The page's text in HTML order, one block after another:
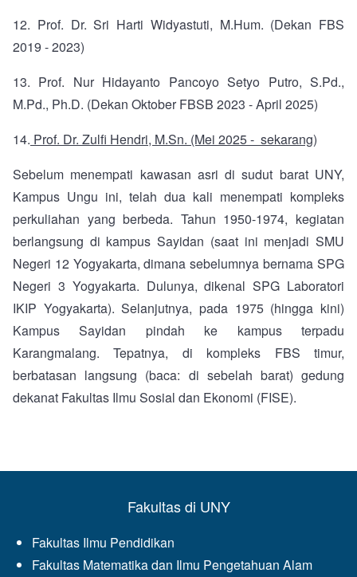
12. Prof. Dr. Sri Harti Widyastuti, M.Hum. (Dekan FBS
2019 - 2023)
13. Prof. Nur Hidayanto Pancoyo Setyo Putro, S.Pd.,
M.Pd., Ph.D. (Dekan Oktober FBSB 2023 - April 2025)
14. Prof. Dr. Zulfi Hendri, M.Sn. (Mei 2025 - sekarang)
Sebelum menempati kawasan asri di sudut barat UNY,
Kampus Ungu ini, telah dua kali menempati kompleks
perkuliahan yang berbeda. Tahun 1950-1974, kegiatan
berlangsung di kampus Sayidan (saat ini menjadi SMU
Negeri 12 Yogyakarta, dimana sebelumnya bernama SPG
Negeri 3 Yogyakarta. Dulunya, dikenal SPG Laboratori
IKIP Yogyakarta). Selanjutnya, pada 1975 (hingga kini)
Kampus Sayidan pindah ke kampus terpadu
Karangmalang. Tepatnya, di kompleks FBS timur,
berbatasan langsung (baca: di sebelah barat) gedung
dekanat Fakultas Ilmu Sosial dan Ekonomi (FISE).
Fakultas di UNY
Fakultas Ilmu Pendidikan
Fakultas Matematika dan Ilmu Pengetahuan Alam